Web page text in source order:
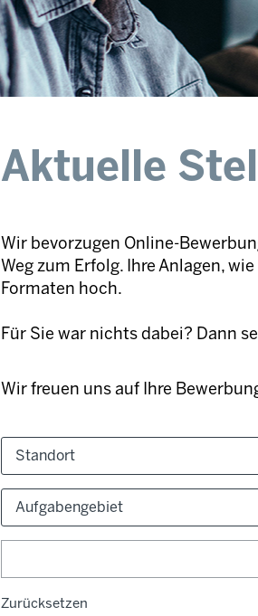
Aktuelle
Wir bevorzugen Online-
Weg zum Erfolg. Ihre Anlagen,
Formaten hoch.
Für Sie war nichts dabei? Dann
Wir freuen uns auf Ihre
Standort
Aufgabengebiet
Zurücksetzen